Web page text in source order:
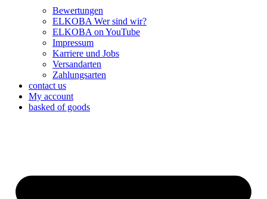
Bewertungen
ELKOBA Wer sind wir?
ELKOBA on YouTube
Impressum
Karriere und Jobs
Versandarten
Zahlungsarten
contact us
My account
basked of goods